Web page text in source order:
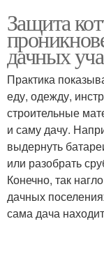
Защита
дачных
Практика
еду, одежду,
строительные
и саму дачу.
выдернуть
или разобрать
Конечно, так
дачных
сама дача